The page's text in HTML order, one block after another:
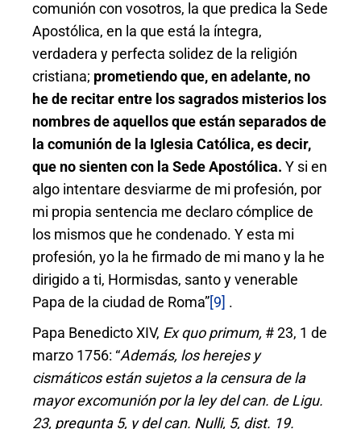
comunión con vosotros, la que predica la Sede
Apostólica, en la que está la íntegra,
verdadera y perfecta solidez de la religión
cristiana; prometiendo que, en adelante, no
he de recitar entre los sagrados misterios los
nombres de aquellos que están separados de
la comunión de la Iglesia Católica, es decir,
que no sienten con la Sede Apostólica.Y si en
algo intentare desviarme de mi profesión, por
mi propia sentencia me declaro cómplice de
los mismos que he condenado. Y esta mi
profesión, yo la he firmado de mi mano y la he
dirigido a ti, Hormisdas, santo y venerable
Papa de la ciudad de Roma”[9] .
Papa Benedicto XIV, Ex quo primum, # 23, 1 de
marzo 1756: “Además, los herejes y
cismáticos están sujetos a la censura de la
mayor excomunión por la ley del can. de Ligu.
23, pregunta 5, y del can. Nulli, 5, dist. 19.